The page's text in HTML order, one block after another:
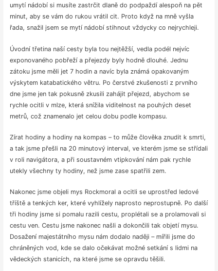
umytí nádobí si musíte zastrčit dlaně do podpaždí alespoň na pět
minut, aby se vám do rukou vrátil cit. Proto když na mně vyšla
řada, snažil jsem se mytí nádobí stihnout vždycky co nejrychleji.
Úvodní třetina naší cesty byla tou nejtěžší, vedla podél nejvíc
exponovaného pobřeží a přejezdy byly hodně dlouhé. Jednu
zátoku jsme měli jet 7 hodin a navíc byla známá opakovaným
výskytem katabatického větru. Po čerstvé zkušenosti z prvního
dne jsme jen tak pokusně zkusili zahájit přejezd, abychom se
rychle ocitli v mlze, která snížila viditelnost na pouhých deset
metrů, což znamenalo jet celou dobu podle kompasu.
Zírat hodiny a hodiny na kompas – to může člověka znudit k smrti,
a tak jsme přešli na 20 minutový interval, ve kterém jsme se střídali
v roli navigátora, a při soustavném vtipkování nám pak rychle
utekly všechny ty hodiny, než jsme zase spatřili zem.
Nakonec jsme objeli mys Rockmoral a ocitli se uprostřed ledové
tříště a tenkých ker, které vyhlížely naprosto neprostupně. Po další
tři hodiny jsme si pomalu razili cestu, proplétali se a prolamovali si
cestu ven. Cestu jsme nakonec našli a dokončili tak objetí mysu.
Dosažení majestátního mysu nám dodalo naději – mířili jsme do
chráněných vod, kde se dalo očekávat možné setkání s lidmi na
vědeckých stanicích, na které jsme se opravdu těšili.